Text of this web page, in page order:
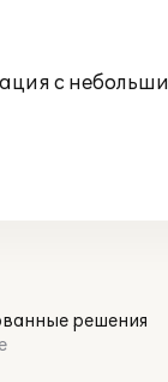
с
решения